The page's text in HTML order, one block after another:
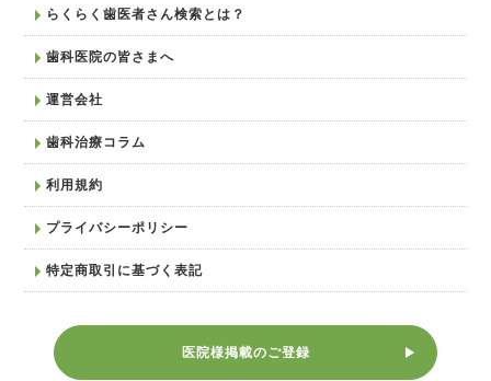
らくらく歯医者さん検索とは？
歯科医院の皆さまへ
運営会社
歯科治療コラム
利用規約
プライバシーポリシー
特定商取引に基づく表記
医院様掲載のご登録